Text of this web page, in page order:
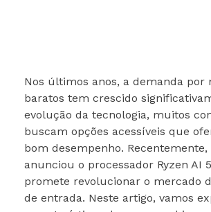
Nos últimos anos, a demanda por
baratos tem crescido
evolução da tecnologia, muitos
buscam opções acessíveis que
bom desempenho. Recentemente,
anunciou o processador Ryzen AI
promete revolucionar o mercado
de entrada. Neste artigo, vamos